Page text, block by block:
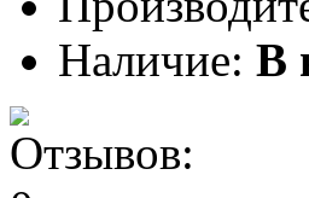
Наличие: В